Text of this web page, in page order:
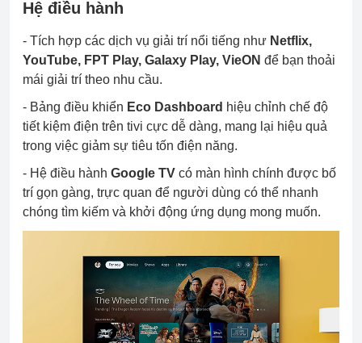
Hệ điều hành
- Tích hợp các dịch vụ giải trí nổi tiếng như Netflix,
YouTube, FPT Play, Galaxy Play, VieON để bạn thoải
mái giải trí theo nhu cầu.
- Bảng điều khiển Eco Dashboard hiệu chỉnh chế độ
tiết kiệm điện trên tivi cực dễ dàng, mang lại hiệu quả
trong việc giảm sự tiêu tốn điện năng.
- Hệ điều hành Google TV có màn hình chính được bố
trí gọn gàng, trực quan để người dùng có thể nhanh
chóng tìm kiếm và khởi động ứng dụng mong muốn.